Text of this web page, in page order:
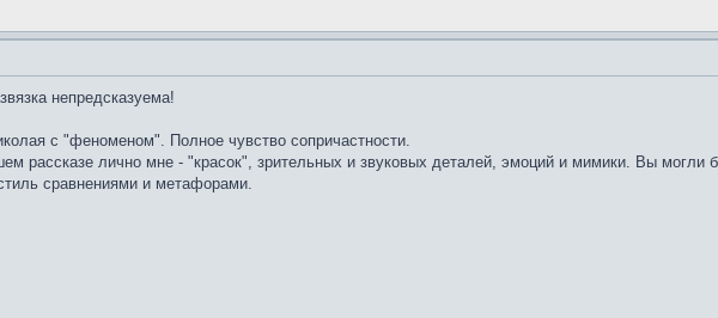
непредсказуема!
с "феноменом". Полное чувство сопричастности.
рассказе лично мне - "красок", зрительных и звуковых деталей, эмоций и мимики. Вы могли
сравнениями и метафорами.